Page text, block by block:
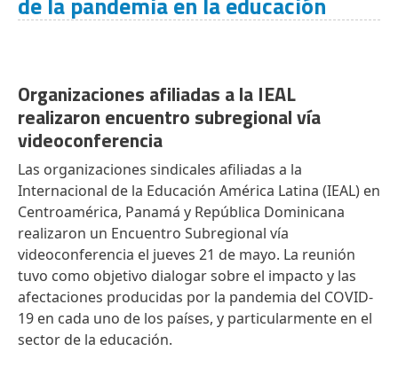
Organizaciones afiliadas a la IEAL
realizaron encuentro subregional vía
videoconferencia
Las organizaciones sindicales afiliadas a la
Internacional de la Educación América Latina (IEAL) en
Centroamérica, Panamá y República Dominicana
realizaron un Encuentro Subregional vía
videoconferencia el jueves 21 de mayo. La reunión
tuvo como objetivo dialogar sobre el impacto y las
afectaciones producidas por la pandemia del COVID-
19 en cada uno de los países, y particularmente en el
sector de la educación.